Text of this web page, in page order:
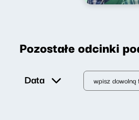
Pozostałe odcinki
Data